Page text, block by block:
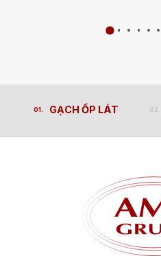
GẠCH ỐP LÁT
GẠCH ỐP LÁT